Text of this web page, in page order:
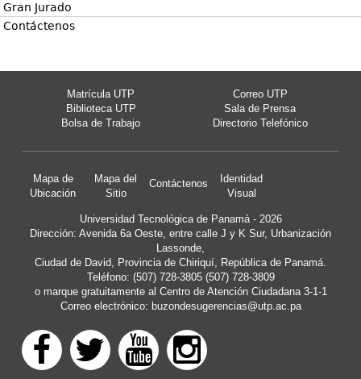
Gran Jurado
Contáctenos
Matrícula UTP
Correo UTP
Biblioteca UTP
Sala de Prensa
Bolsa de Trabajo
Directorio Telefónico
Mapa de
Ubicación
Mapa del
Sitio
Contáctenos
Identidad
Visual
Universidad Tecnológica de Panamá - 2026
Dirección: Avenida 6a Oeste, entre calle J y K Sur, Urbanización
Lassonde,
Ciudad de David, Provincia de Chiriquí, República de Panamá.
Teléfono: (507) 728-3805 (507) 728-3809
o marque gratuitamente al Centro de Atención Ciudadana 3-1-1
Correo electrónico: buzondesugerencias@utp.ac.pa